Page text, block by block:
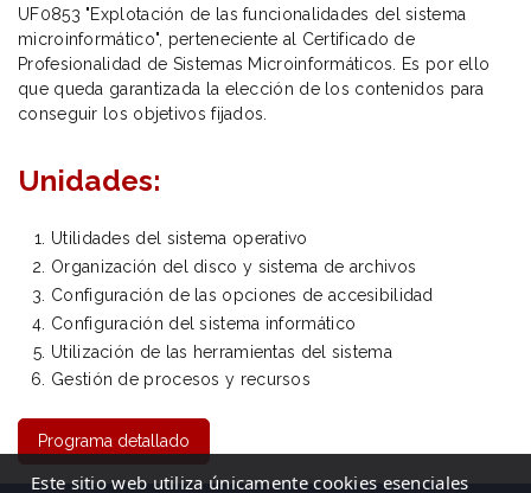
UF0853 "Explotación de las funcionalidades del sistema
microinformático", perteneciente al Certificado de
Profesionalidad de Sistemas Microinformáticos. Es por ello
que queda garantizada la elección de los contenidos para
conseguir los objetivos fijados.
Unidades:
Utilidades del sistema operativo
Organización del disco y sistema de archivos
Configuración de las opciones de accesibilidad
Configuración del sistema informático
Utilización de las herramientas del sistema
Gestión de procesos y recursos
Programa detallado
Este sitio web utiliza únicamente cookies esenciales